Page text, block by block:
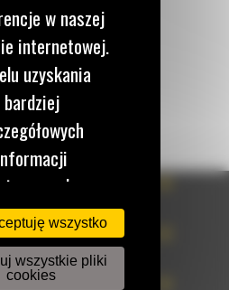
do nas
WIADOMOŚĆ
w naszej
internetowej.
uzyskania
bardziej
należy
się z naszą
prywatności.
wszystko
wszystkie pliki
cookies